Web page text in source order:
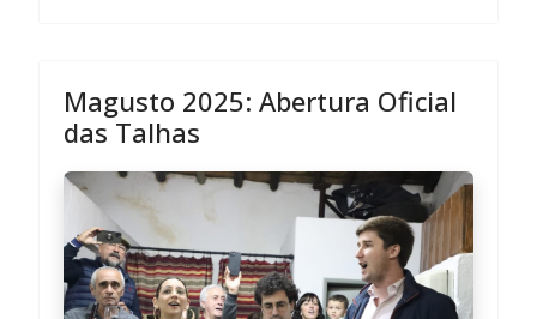
Magusto 2025: Abertura Oficial
das Talhas